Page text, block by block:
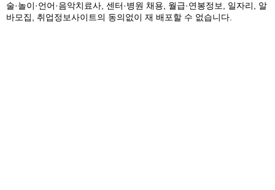
술·놀이·언어·음악치료사, 센터·병원 채용, 월급·연봉정보, 일자리, 알
바모집, 취업정보사이트의 동의없이 재 배포할 수 없습니다.